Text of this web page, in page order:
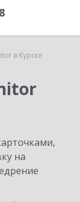
в Курске
на